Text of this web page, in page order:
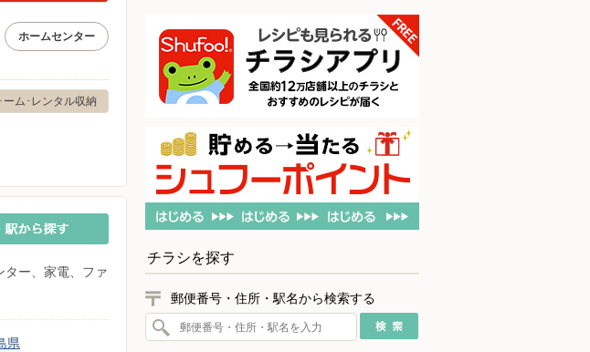
ホームセンター
ム･レンタル収納
ター、家電、ファ
県
チラシを探す
郵便番号・住所・駅名から検索する